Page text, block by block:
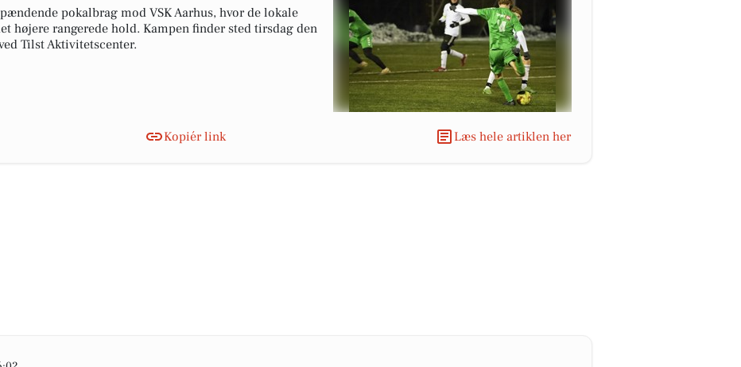
pokalbrag mod VSK Aarhus, hvor de lokale
højere rangerede hold. Kampen finder sted tirsdag den
Tilst Aktivitetscenter.
Kopiér link Læs hele artiklen her